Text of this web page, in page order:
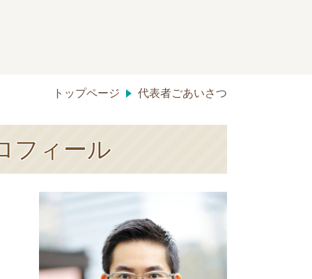
トップページ 代表者ごあいさつ
ィール